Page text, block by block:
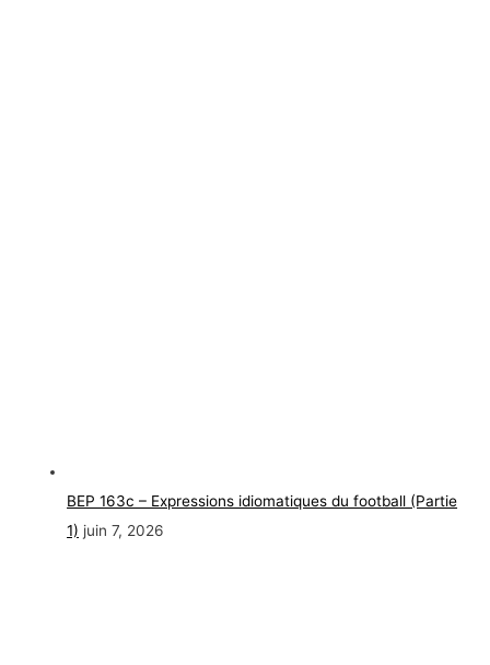
BEP 163c – Expressions idiomatiques du football (Partie
1) juin 7, 2026